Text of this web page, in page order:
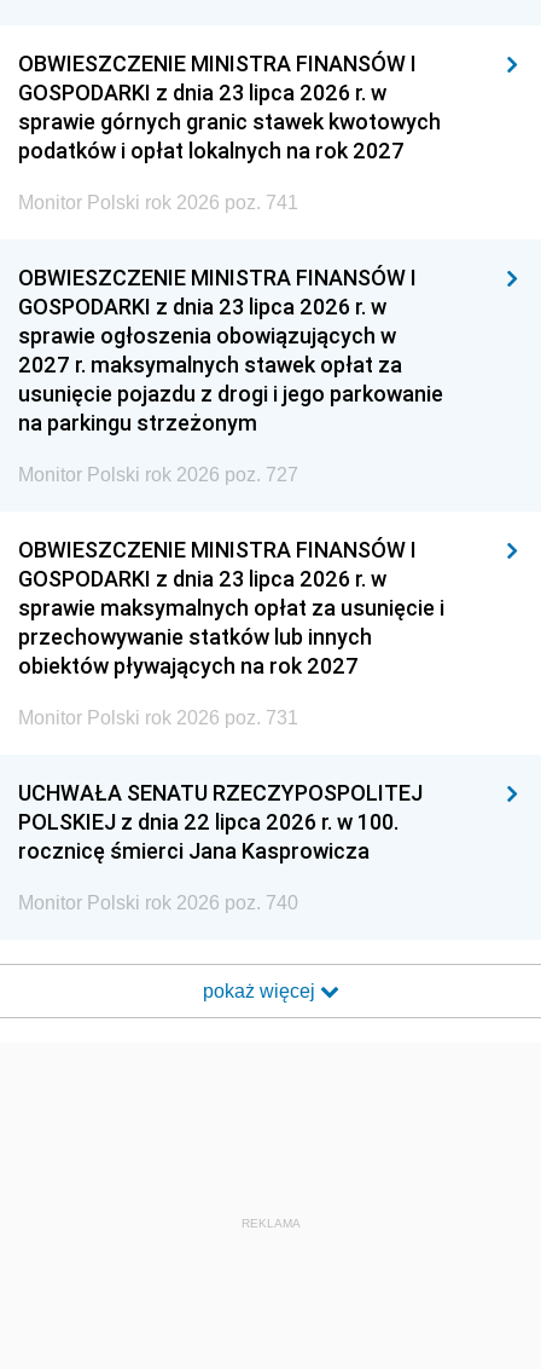
OBWIESZCZENIE MINISTRA FINANSÓW I
GOSPODARKI z dnia 23 lipca 2026 r. w
sprawie górnych granic stawek kwotowych
podatków i opłat lokalnych na rok 2027
Monitor Polski rok 2026 poz. 741
OBWIESZCZENIE MINISTRA FINANSÓW I
GOSPODARKI z dnia 23 lipca 2026 r. w
sprawie ogłoszenia obowiązujących w
2027 r. maksymalnych stawek opłat za
usunięcie pojazdu z drogi i jego parkowanie
na parkingu strzeżonym
Monitor Polski rok 2026 poz. 727
OBWIESZCZENIE MINISTRA FINANSÓW I
GOSPODARKI z dnia 23 lipca 2026 r. w
sprawie maksymalnych opłat za usunięcie i
przechowywanie statków lub innych
obiektów pływających na rok 2027
Monitor Polski rok 2026 poz. 731
UCHWAŁA SENATU RZECZYPOSPOLITEJ
POLSKIEJ z dnia 22 lipca 2026 r. w 100.
rocznicę śmierci Jana Kasprowicza
Monitor Polski rok 2026 poz. 740
pokaż więcej
REKLAMA